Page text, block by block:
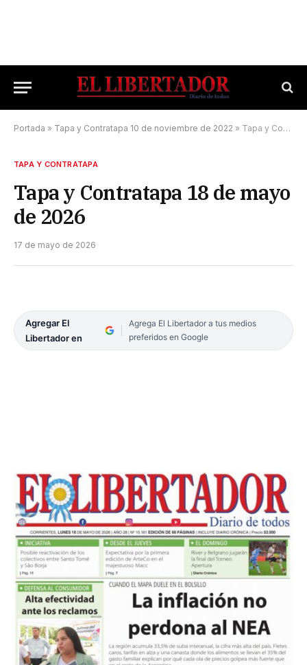
Portada » Tapa y Contratapa 10 de noviembre de 2022 » Tapa y Contratapa 18 de mayo de 2026
TAPA Y CONTRATAPA
Tapa y Contratapa 18 de mayo
de 2026
17 de mayo de 2026
Agregar El
Libertador en
Agrega El Libertador a tus medios
preferidos en Google